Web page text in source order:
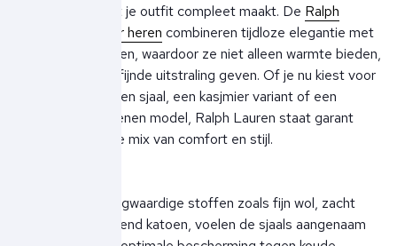
stijlstatement dat je outfit compleet maakt. De Ralph
Lauren sjaals voor heren combineren tijdloze elegantie met
luxueuze materialen, waardoor ze niet alleen warmte bieden,
maar ook een verfijnde uitstraling geven. Of je nu kiest voor
een klassieke wollen sjaal, een kasjmier variant of een
lichtgewicht katoenen model, Ralph Lauren staat garant
voor een perfecte mix van comfort en stijl.
Gemaakt van hoogwaardige stoffen zoals fijn wol, zacht
kasjmier en ademend katoen, voelen de sjaals aangenaam